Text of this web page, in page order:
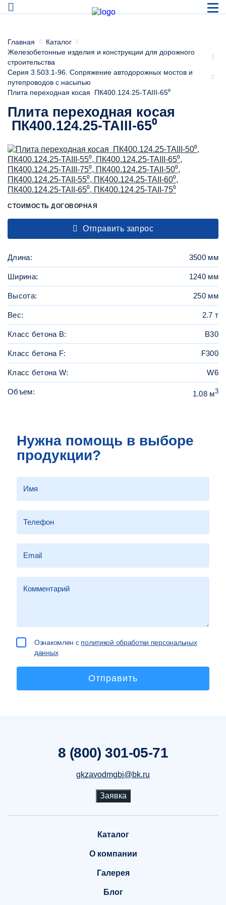
Главная
Каталог
Железобетонные изделия и конструкции для дорожного
строительства
Серия 3.503.1-96. Сопряжение автодорожных мостов и
путепроводов с насыпью
Плита переходная косая ПК400.124.25-ТАIII-65⁰
Плита переходная косая
ПК400.124.25-ТАIII-65⁰
СТОИМОСТЬ ДОГОВОРНАЯ
Отправить запрос
Длина: 3500 мм
Ширина: 1240 мм
Высота: 250 мм
Вес: 2.7 т
Класс бетона B: B30
Класс бетона F: F300
Класс бетона W: W6
Объем: 1.08 м3
Нужна помощь в выборе
продукции?
Ознакомлен с политикой обработки персональных
данных
8 (800) 301-05-71
gkzavodmgbi@bk.ru
Заявка
Каталог
О компании
Галерея
Блог